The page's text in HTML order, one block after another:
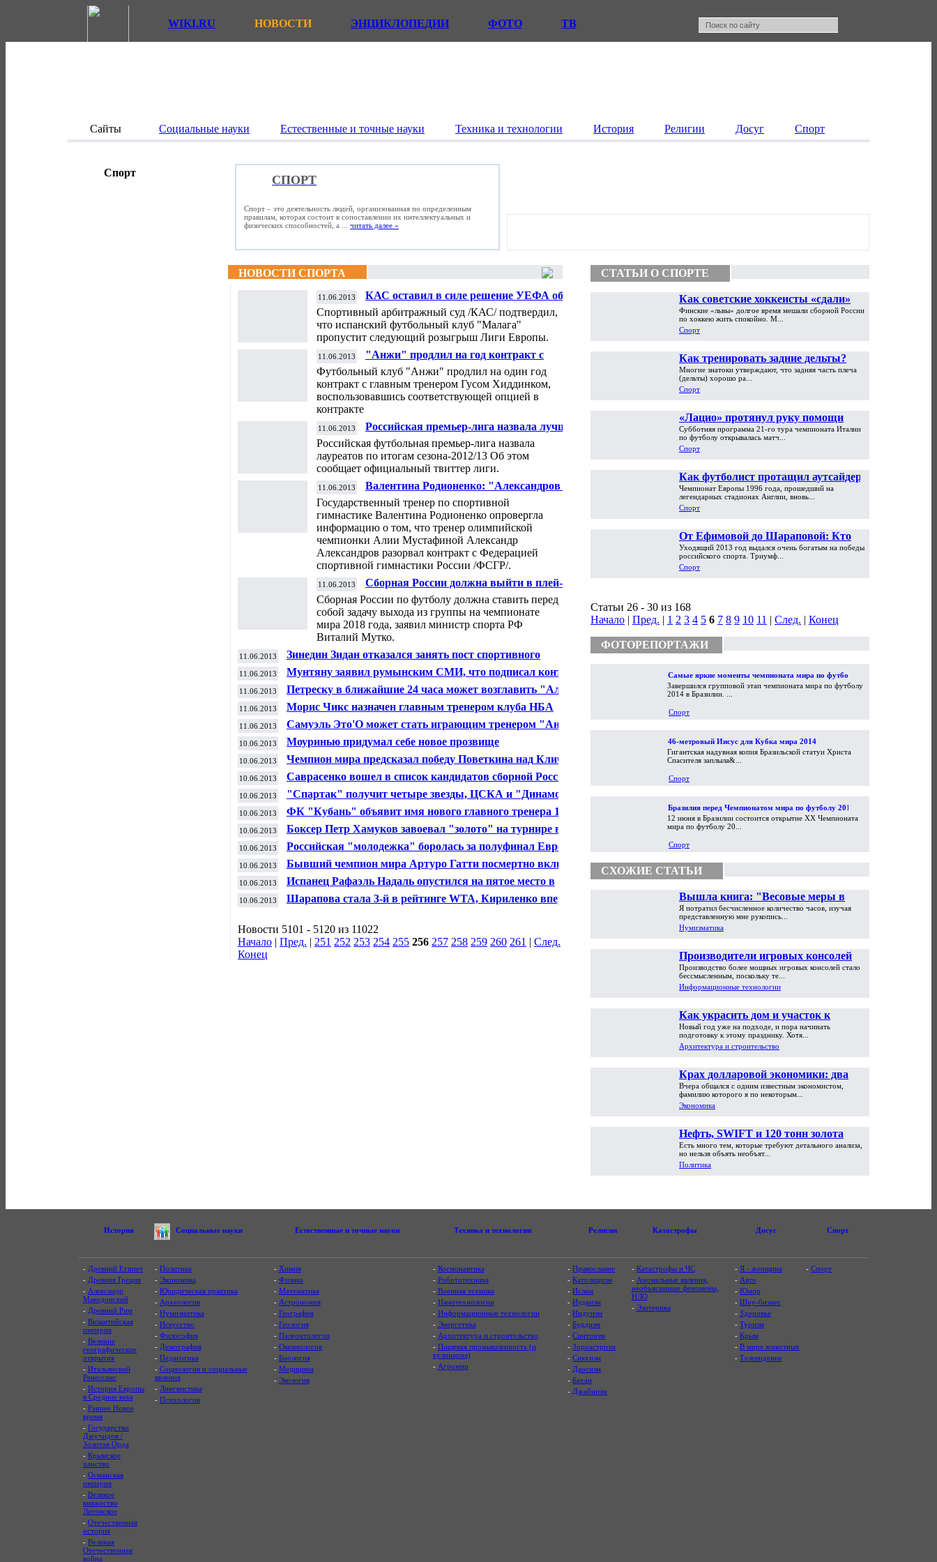
WIKI.RU НОВОСТИ ЭНЦИКЛОПЕДИИ ФОТО ТВ
Сайты Социальные науки Естественные и точные науки Техника и технологии История Религии Досуг Спорт
Спорт
СПОРТ
Спорт – это деятельность людей, организованная по определенным
правилам, которая состоит в сопоставлении их интеллектуальных и
физических способностей, а ... читать далее »
НОВОСТИ СПОРТА
11.06.2013
КАС оставил в силе решение УЕФА об
исключении "Малаги" из следующего
розыгрыша Лиги Европы
Спортивный арбитражный суд /КАС/ подтвердил,
что испанский футбольный клуб "Малага"
пропустит следующий розыгрыш Лиги Европы.
11.06.2013
"Анжи" продлил на год контракт с
главным тренером Хиддинком - Ремчуков
Футбольный клуб "Анжи" продлил на один год
контракт с главным тренером Гусом Хиддинком,
воспользовавшись соответствующей опцией в
контракте
11.06.2013
Российская премьер-лига назвала лучшего
игрока сезона
Российская футбольная премьер-лига назвала
лауреатов по итогам сезона-2012/13 Об этом
сообщает официальный твиттер лиги.
11.06.2013
Валентина Родионенко: "Александров не
разрывал контракта с федерацией"
Государственный тренер по спортивной
гимнастике Валентина Родионенко опровергла
информацию о том, что тренер олимпийской
чемпионки Алии Мустафиной Александр
Александров разорвал контракт с Федерацией
спортивной гимнастики России /ФСГР/.
11.06.2013
Сборная России должна выйти в плей-офф
на ЧМ-2018 - Мутко
Сборная России по футболу должна ставить перед
собой задачу выхода из группы на чемпионате
мира 2018 года, заявил министр спорта РФ
Виталий Мутко.
11.06.2013
Зинедин Зидан отказался занять пост спортивного
директора мадридского "Реала"
11.06.2013
Мунтяну заявил румынским СМИ, что подписал контракт
с ФК "Кубань"
11.06.2013
Петреску в ближайшие 24 часа может возглавить "Аль-
Наср" - клуб
11.06.2013
Морис Чикс назначен главным тренером клуба НБА
"Детройт пистонз"
11.06.2013 Самуэль Это'О может стать играющим тренером "Анжи"
10.06.2013 Моуринью придумал себе новое прозвище
10.06.2013 Чемпион мира предсказал победу Поветкина над Кличко
10.06.2013
Саврасенко вошел в список кандидатов сборной России по
баскетболу
10.06.2013
"Спартак" получит четыре звезды, ЦСКА и "Динамо" —
по две
10.06.2013
ФК "Кубань" объявит имя нового главного тренера 12
июня - Доронченко
10.06.2013
Боксер Петр Хамуков завоевал "золото" на турнире в
Гаване
10.06.2013
Российская "молодежка" боролась за полуфинал Евро 50
минут
10.06.2013
Бывший чемпион мира Артуро Гатти посмертно включен
в Международный зал славы бокса
10.06.2013
Испанец Рафаэль Надаль опустился на пятое место в
рейтинг-листе АТП
10.06.2013
Шарапова стала 3-й в рейтинге WTA, Кириленко впервые
Новости 5101 - 5120 из 11022
Начало | Пред. | 251 252 253 254 255 256 257 258 259 260 261 | След.
Конец
СТАТЬИ О СПОРТЕ
Как советские хоккеисты «сдали»
серебряный матч финнам на
Олимпиаде
Финские «львы» долгое время мешали сборной России
по хоккею жить спокойно. М...
Спорт
Как тренировать задние дельты?
Многие знатоки утверждают, что задняя часть плеча
(дельты) хорошо ра...
Спорт
«Лацио» протянул руку помощи
злейшему врагу, возродив интригу
Субботняя программа 21-го тура чемпионата Италии
по футболу открывалась матч...
Спорт
Как футболист протащил аутсайдера
в финал Евро ради любимой
Чемпионат Европы 1996 года, прошедший на
легендарных стадионах Англии, вновь...
Спорт
От Ефимовой до Шараповой: Кто
стал лучшим спортсменом России в
2013 году
Уходящий 2013 год выдался очень богатым на победы
российского спорта. Триумф...
Спорт
Статьи 26 - 30 из 168
Начало | Пред. | 1 2 3 4 5 6 7 8 9 10 11 | След. | Конец
ФОТОРЕПОРТАЖИ
Самые яркие моменты чемпионата мира по футболу
2014
Завершился групповой этап чемпионата мира по футболу
2014 в Бразилии. ...
Спорт
46-метровый Иисус для Кубка мира 2014
Гигантская надувная копия Бразильской статуи Христа
Спасителя заплыла&...
Спорт
Бразилия перед Чемпионатом мира по футболу 2014
12 июня в Бразилии состоится открытие XX Чемпионата
мира по футболу 20...
Спорт
СХОЖИЕ СТАТЬИ
Вышла книга: "Весовые меры в
торговой практике Античности и
Средневековья"
Я потратил бесчисленное количество часов, изучая
представленную мне рукопись...
Нумизматика
Производители игровых консолей
достигли предела возможностей
Производство более мощных игровых консолей стало
бессмысленным, поскольку те...
Информационные технологии
Как украсить дом и участок к
Новому году
Новый год уже на подходе, и пора начинать
подготовку к этому празднику. Хотя...
Архитектура и строительство
Крах долларовой экономики: два
пути обрушения
Вчера общался с одним известным экономистом,
фамилию которого я по некоторым...
Экономика
Нефть, SWIFT и 120 тонн золота
Есть много тем, которые требуют детального анализа,
но нельзя объять необъят...
Политика
История Социальные науки Естественные и точные науки Техника и технологии Религии Катастрофы Досуг Спорт
- Древний Египет
- Древняя Греция
- Александр
Македонский
- Древний Рим
- Византийская
империя
- Великие
географические
открытия
- Итальянский
Ренессанс
- История Европы
в Средние века
- Раннее Новое
время
- Государство
Джучидов /
Золотая Орда
- Крымское
ханство
- Османская
империя
- Великое
княжество
Литовское
- Отечественная
история
- Великая
Отечественная
война
- Политика
- Экономика
- Юридическая практика
- Археология
- Нумизматика
- Искусство
- Философия
- Демография
- Педагогика
- Социология и социальные
явления
- Лингвистика
- Психология
- Химия
- Физика
- Математика
- Астрономия
- География
- Геология
- Палеонтология
- Океанология
- Биология
- Медицина
- Экология
- Космонавтика
- Робототехника
- Военная техника
- Нанотехнологии
- Информационные технологии
- Энергетика
- Архитектура и строительство
- Пищевая промышленность (и
кулинария)
- Агромир
-Православие
-Католицизм
-Ислам
-Иудаизм
-Индуизм
-Буддизм
-Синтоизм
-Зороастризм
-Сикхизм
- Даосизм
-Бахаи
- Джайнизм
- Катастрофы и ЧС
- Аномальные явления,
необъяснимые феномены,
НЛО
- Эзотерика
- Я - женщина
- Авто
- Юмор
- Шоу-бизнес
- Здоровье
- Туризм
- Крым
- В мире животных
- Телевидение
-Спорт